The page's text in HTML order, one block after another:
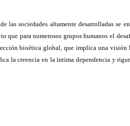
sociedades altamente desarrolladas se
que para numerosos grupos humanos el
bioética global, que implica una
la creencia en la íntima dependencia y